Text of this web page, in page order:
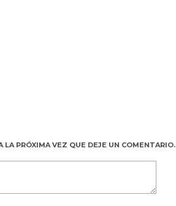
LA PRÓXIMA VEZ QUE DEJE UN COMENTARIO.